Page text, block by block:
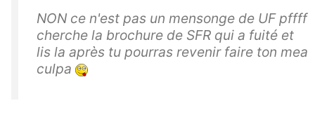
NON ce n'est pas un mensonge de UF pffff
cherche la brochure de SFR qui a fuité et
lis la après tu pourras revenir faire ton mea
culpa